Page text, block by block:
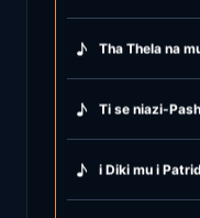
♪ Tha Thela na
♪ Ti se niazi-
♪ i Diki mu i